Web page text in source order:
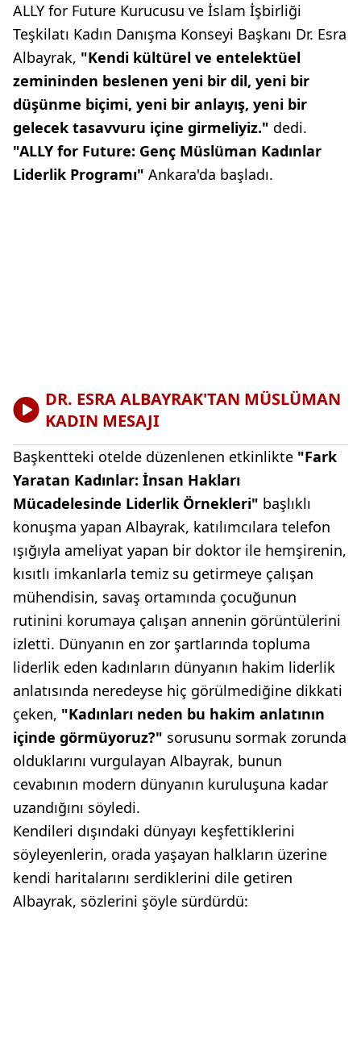
ALLY for Future Kurucusu ve İslam İşbirliği
Teşkilatı Kadın Danışma Konseyi Başkanı Dr. Esra
Albayrak, "Kendi kültürel ve entelektüel
zemininden beslenen yeni bir dil, yeni bir
düşünme biçimi, yeni bir anlayış, yeni bir
gelecek tasavvuru içine girmeliyiz." dedi.
"ALLY for Future: Genç Müslüman Kadınlar
Liderlik Programı" Ankara'da başladı.
DR. ESRA ALBAYRAK'TAN MÜSLÜMAN
KADIN MESAJI
Başkentteki otelde düzenlenen etkinlikte "Fark
Yaratan Kadınlar: İnsan Hakları
Mücadelesinde Liderlik Örnekleri" başlıklı
konuşma yapan Albayrak, katılımcılara telefon
ışığıyla ameliyat yapan bir doktor ile hemşirenin,
kısıtlı imkanlarla temiz su getirmeye çalışan
mühendisin, savaş ortamında çocuğunun
rutinini korumaya çalışan annenin görüntülerini
izletti. Dünyanın en zor şartlarında topluma
liderlik eden kadınların dünyanın hakim liderlik
anlatısında neredeyse hiç görülmediğine dikkati
çeken, "Kadınları neden bu hakim anlatının
içinde görmüyoruz?" sorusunu sormak zorunda
olduklarını vurgulayan Albayrak, bunun
cevabının modern dünyanın kuruluşuna kadar
uzandığını söyledi.
Kendileri dışındaki dünyayı keşfettiklerini
söyleyenlerin, orada yaşayan halkların üzerine
kendi haritalarını serdiklerini dile getiren
Albayrak, sözlerini şöyle sürdürdü: